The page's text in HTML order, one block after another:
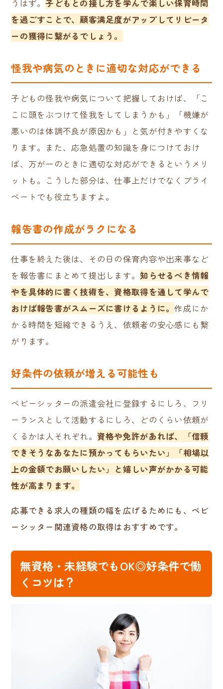
うはず。子どもとの接し方を学んで楽しい保育時間
を過ごすことで、顧客満足度がアップしてリピータ
ーの獲得に繋がるでしょう。
怪我や病気のときに適切な対応ができる
子どもの怪我や病気について把握しておけば、「こ
こに頭をぶつけて怪我をしてしまうかも」「機嫌が
悪いのは体調不良が原因かも」と気が付きやすくな
ります。また、応急処置の知識を身につけておけ
ば、万が一のときに適切な対応ができるというメリ
ットも。こうした部分は、仕事上だけでなくプライ
ベートでも役立ちますよ。
報告書の作成がラクになる
仕事を終えた後は、その日の保育内容や出来事など
を報告書にまとめて提出します。知らせるべき情報
やを具体的に書く技術を、資格取得を通して学んで
おけば報告書がスムーズに書けるように。作成にか
かる時間を短縮できるうえ、依頼者の安心感にも繋
がります。
好条件の依頼が増える可能性も
ベビーシッターの派遣会社に登録するにしろ、フリ
ーランスとして活動するにしろ、どのくらい依頼が
くるかは人それぞれ。 資格や免許があれば、「信頼
できそうなあなたに預かってもらいたい」「相場以
上の金額でお願いしたい」と嬉しい声がかかる可能
性が高まります。
応募できる求人の種類の幅を広げるためにも、ベビ
ーシッター関連資格の取得はおすすめです。
無資格・未経験でもOK◎好条件で働
くコツは？